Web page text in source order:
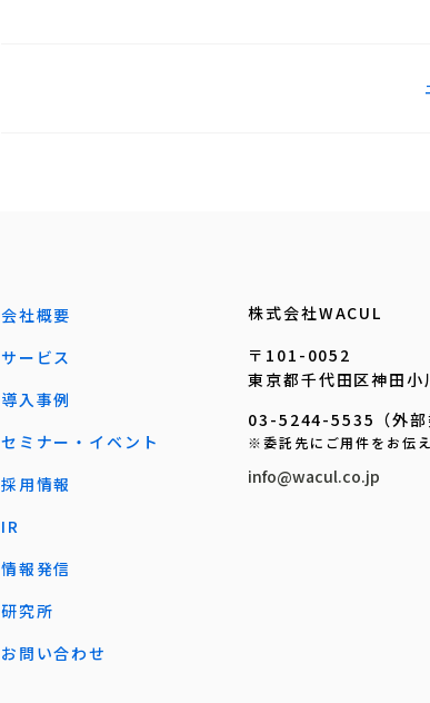
会社概要
サービス
導入事例
セミナー・イベント
採用情報
IR
情報発信
研究所
お問い合わせ
株式会社WACUL
〒101-0052
東京都千代田区神田
03-5244-5535（外部
※委託先にご用件をお伝
info@wacul.co.jp